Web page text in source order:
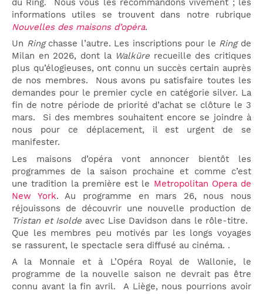
du Ring. Nous vous les recommandons vivement ; les
informations utiles se trouvent dans notre rubrique
Nouvelles des maisons d’opéra.
Un Ringchasse l’autre. Les inscriptions pour le Ringde
Milan en 2026, dont la Walküre recueille des critiques
plus qu’élogieuses, ont connu un succès certain auprès
de nos membres. Nous avons pu satisfaire toutes les
demandes pour le premier cycle en catégorie silver. La
fin de notre période de priorité d’achat se clôture le 3
mars. Si des membres souhaitent encore se joindre à
nous pour ce déplacement, il est urgent de se
manifester.
Les maisons d’opéra vont annoncer bientôt les
programmes de la saison prochaine et comme c’est
une tradition la première est le Metropolitan Opera de
New York. Au programme en mars 26, nous nous
réjouissons de découvrir une nouvelle production de
Tristan et Isolde avec Lise Davidson dans le rôle-titre.
Que les membres peu motivés par les longs voyages
se rassurent, le spectacle sera diffusé au cinéma. .
A la Monnaie et à L’Opéra Royal de Wallonie, le
programme de la nouvelle saison ne devrait pas être
connu avant la fin avril. A Liège, nous pourrions avoir